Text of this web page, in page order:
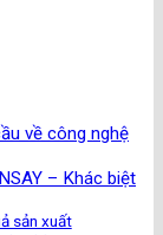
về công nghệ
– Khác biệt
sản xuất